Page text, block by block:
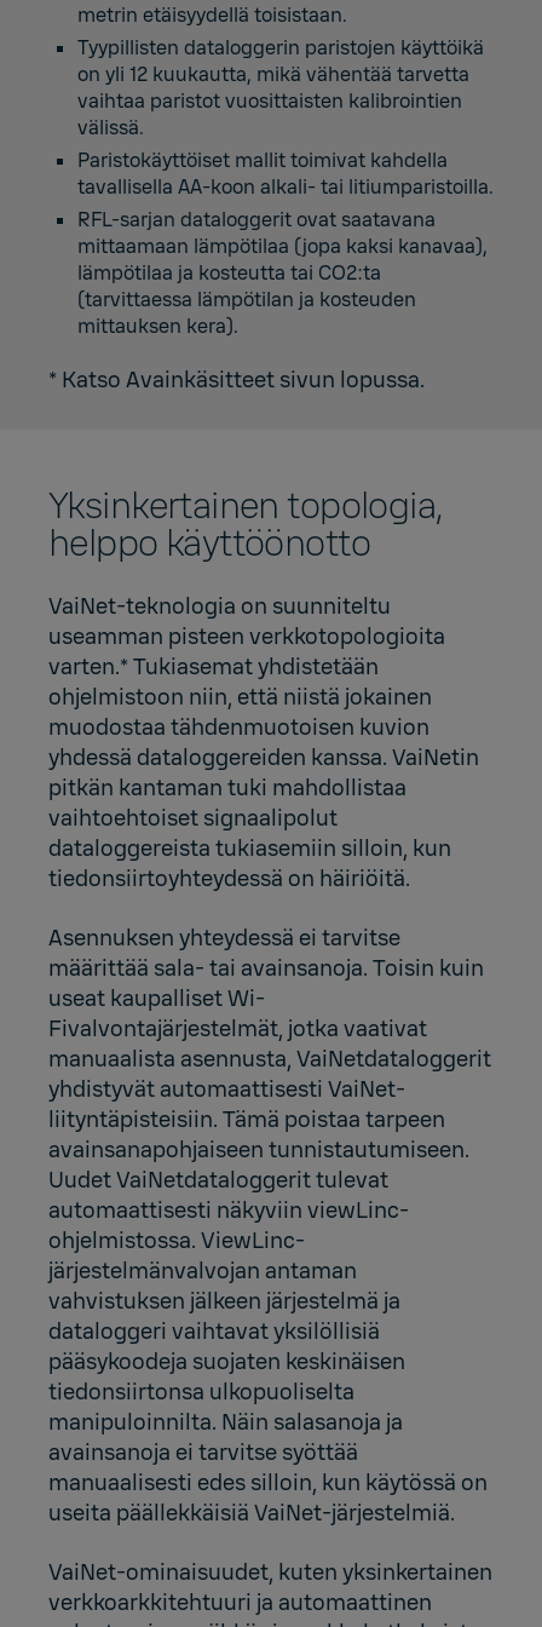
metrin etäisyydellä toisistaan.
Tyypillisten dataloggerin paristojen käyttöikä
on yli 12 kuukautta, mikä vähentää tarvetta
vaihtaa paristot vuosittaisten kalibrointien
välissä.
Paristokäyttöiset mallit toimivat kahdella
tavallisella AA-koon alkali- tai litiumparistoilla.
RFL-sarjan dataloggerit ovat saatavana
mittaamaan lämpötilaa (jopa kaksi kanavaa),
lämpötilaa ja kosteutta tai CO2:ta
(tarvittaessa lämpötilan ja kosteuden
mittauksen kera).
* Katso Avainkäsitteet sivun lopussa.
Yksinkertainen topologia,
helppo käyttöönotto
VaiNet-teknologia on suunniteltu
useamman pisteen verkkotopologioita
varten.* Tukiasemat yhdistetään
ohjelmistoon niin, että niistä jokainen
muodostaa tähdenmuotoisen kuvion
yhdessä dataloggereiden kanssa. VaiNetin
pitkän kantaman tuki mahdollistaa
vaihtoehtoiset signaalipolut
dataloggereista tukiasemiin silloin, kun
tiedonsiirtoyhteydessä on häiriöitä.
Asennuksen yhteydessä ei tarvitse
määrittää sala- tai avainsanoja. Toisin kuin
useat kaupalliset Wi-
Fivalvontajärjestelmät, jotka vaativat
manuaalista asennusta, VaiNetdataloggerit
yhdistyvät automaattisesti VaiNet-
liityntäpisteisiin. Tämä poistaa tarpeen
avainsanapohjaiseen tunnistautumiseen.
Uudet VaiNetdataloggerit tulevat
automaattisesti näkyviin viewLinc-
ohjelmistossa. ViewLinc-
järjestelmänvalvojan antaman
vahvistuksen jälkeen järjestelmä ja
dataloggeri vaihtavat yksilöllisiä
pääsykoodeja suojaten keskinäisen
tiedonsiirtonsa ulkopuoliselta
manipuloinnilta. Näin salasanoja ja
avainsanoja ei tarvitse syöttää
manuaalisesti edes silloin, kun käytössä on
useita päällekkäisiä VaiNet-järjestelmiä.
VaiNet-ominaisuudet, kuten yksinkertainen
verkkoarkkitehtuuri ja automaattinen